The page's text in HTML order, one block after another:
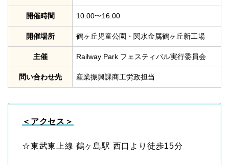
開催時間 10:00〜16:00
開催場所 鶴ヶ丘児童公園・関水金属鶴ヶ丘新工場
主催 Railway Park フェスティバル実行委員会
問い合わせ先 産業振興課商工労政担当
＜アクセス＞
☆東武東上線 鶴ヶ島駅 西口より徒歩15分